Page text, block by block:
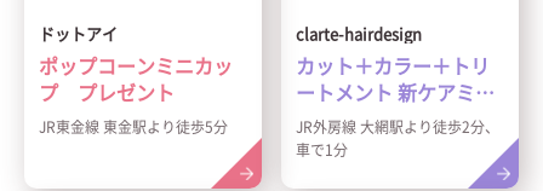
ドットアイ
ポップコーンミニカッ
プ プレゼント
JR東金線 東金駅より徒歩5分
clarte-hairdesign
カット＋カラー＋トリ
ートメント 新ケアミス
ト付き 特別価格 8,500
円
JR外房線 大網駅より徒歩2分、
車で1分